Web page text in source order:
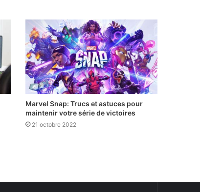
Marvel Snap: Trucs et astuces pour
maintenir votre série de victoires
21 octobre 2022